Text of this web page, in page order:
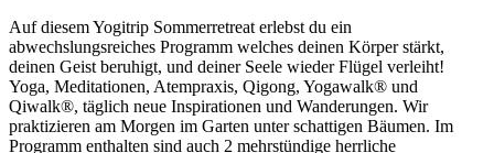
Auf diesem Yogitrip Sommerretreat erlebst du ein
abwechslungsreiches Programm welches deinen Körper stärkt,
deinen Geist beruhigt, und deiner Seele wieder Flügel verleiht!
Yoga, Meditationen, Atempraxis, Qigong, Yogawalk® und
Qiwalk®, täglich neue Inspirationen und Wanderungen. Wir
praktizieren am Morgen im Garten unter schattigen Bäumen. Im
Programm enthalten sind auch 2 mehrstündige herrliche